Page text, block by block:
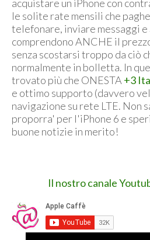
acquistare un iPhone con
le solite rate mensili che
telefonare, inviare messaggi
comprendono ANCHE il
senza scostarsi troppo da ciò
normalmente in bolletta. In
trovato più che ONESTA +3
e ottimo supporto (davvero
navigazione su rete LTE. Non
proporra' per l'iPhone 6 e
buone notizie in merito!
Il nostro canale